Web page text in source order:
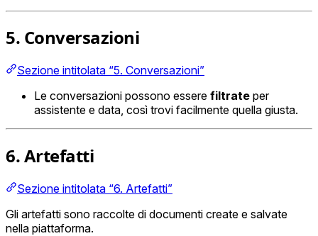
5. Conversazioni
Sezione intitolata “5. Conversazioni”
Le conversazioni possono essere filtrate per
assistente e data, così trovi facilmente quella giusta.
6. Artefatti
Sezione intitolata “6. Artefatti”
Gli artefatti sono raccolte di documenti create e salvate
nella piattaforma.